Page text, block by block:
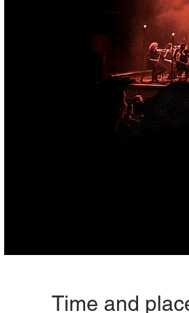
Time and